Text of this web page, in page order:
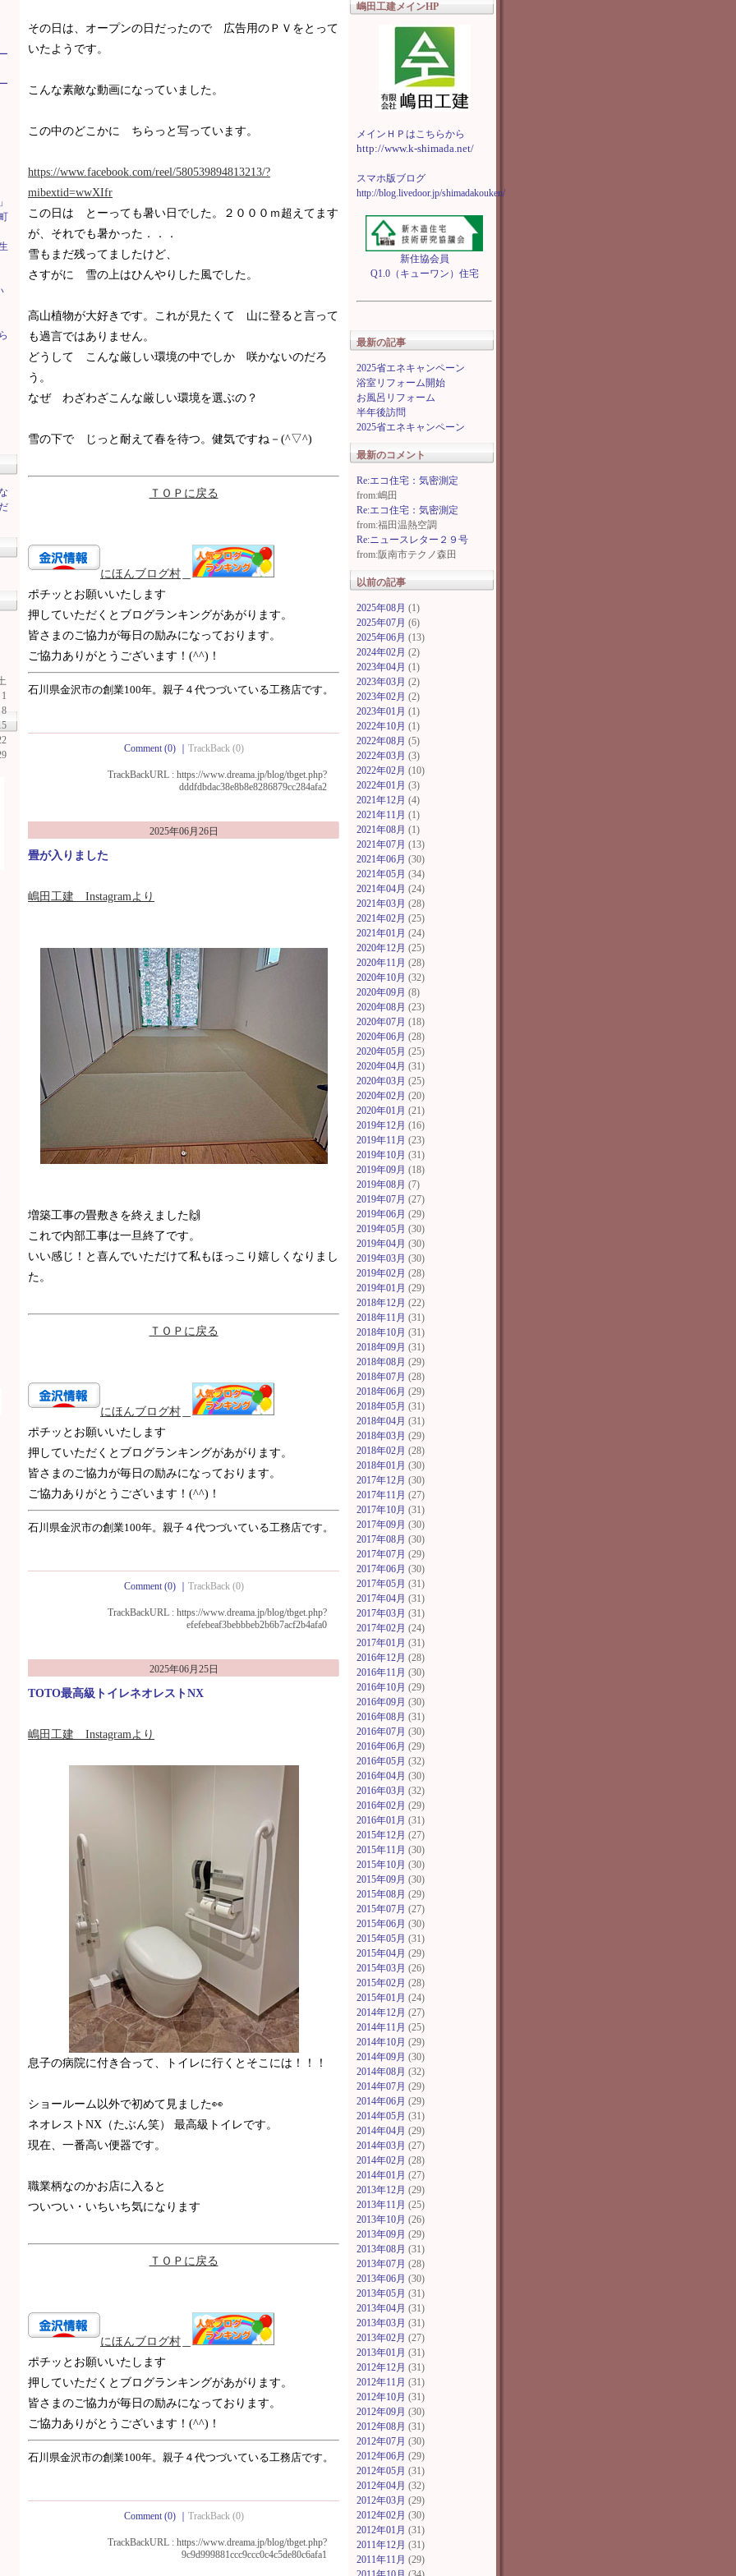
1
8
その日は、オープンの日だったので 広告用のＰＶをとって
いたようです。
こんな素敵な動画になっていました。
この中のどこかに ちらっと写っています。
https://www.facebook.com/reel/580539894813213/?
mibextid=wwXIfr
この日は とーっても暑い日でした。２０００ｍ超えてます
が、それでも暑かった．．．
雪もまだ残ってましたけど、
さすがに 雪の上はひんやりした風でした。
高山植物が大好きです。これが見たくて 山に登ると言って
も過言ではありません。
どうして こんな厳しい環境の中でしか 咲かないのだろ
う。
なぜ わざわざこんな厳しい環境を選ぶの？
雪の下で じっと耐えて春を待つ。健気ですね－(^▽^)
ＴＯＰに戻る
にほんブ ログ村
ポチッとお願いいたします
押していただくとブログランキングがあがります。
皆さまのご協力が毎日の励みになっております。
ご協力ありがとうございます！(^^)！
石川県金沢市の創業100年。親子４代つづいている工務店です。
Comment (0) TrackBack (0)
TrackBackURL : https://www.dreama.jp/blog/tbget.php?
dddfdbdac38e8b8e8286879cc284afa2
2025年06月26日
畳が入りました
嶋田工建 Instagramより
増築工事の畳敷きを終えました🙌
これで内部工事は一旦終了です。
いい感じ！と喜んでいただけて私もほっこり嬉しくなりまし
た。
ＴＯＰに戻る
にほんブ ログ村
ポチッとお願いいたします
押していただくとブログランキングがあがります。
皆さまのご協力が毎日の励みになっております。
ご協力ありがとうございます！(^^)！
石川県金沢市の創業100年。親子４代つづいている工務店です。
Comment (0) TrackBack (0)
TrackBackURL : https://www.dreama.jp/blog/tbget.php?
efefebeaf3bebbbeb2b6b7acf2b4afa0
2025年06月25日
TOTO最高級トイレネオレストNX
嶋田工建 Instagramより
息子の病院に付き合って、トイレに行くとそこには！！！
ショールーム以外で初めて見ました👀
ネオレストNX（たぶん笑） 最高級トイレです。
現在、一番高い便器です。
職業柄なのかお店に入ると
ついつい・いちいち気になります
ＴＯＰに戻る
にほんブ ログ村
ポチッとお願いいたします
押していただくとブログランキングがあがります。
皆さまのご協力が毎日の励みになっております。
ご協力ありがとうございます！(^^)！
石川県金沢市の創業100年。親子４代つづいている工務店です。
Comment (0) TrackBack (0)
TrackBackURL : https://www.dreama.jp/blog/tbget.php?
9c9d999881ccc9ccc0c4c5de80c6afa1
嶋田工建メインHP
メインＨＰはこちらから
http://www.k-shimada.net/
スマホ版ブログ
http://blog.livedoor.jp/shimadakouken/
新住協会員
Q1.0（キューワン）住宅
最新の記事
2025省エネキャンペーン
浴室リフォーム開始
お風呂リフォーム
半年後訪問
2025省エネキャンペーン
最新のコメント
Re:エコ住宅：気密測定
from:嶋田
Re:エコ住宅：気密測定
from:福田温熱空調
Re:ニュースレター２９号
from:阪南市テクノ森田
以前の記事
2025年08月 (1)
2025年07月 (6)
2025年06月 (13)
2024年02月 (2)
2023年04月 (1)
2023年03月 (2)
2023年02月 (2)
2023年01月 (1)
2022年10月 (1)
2022年08月 (5)
2022年03月 (3)
2022年02月 (10)
2022年01月 (3)
2021年12月 (4)
2021年11月 (1)
2021年08月 (1)
2021年07月 (13)
2021年06月 (30)
2021年05月 (34)
2021年04月 (24)
2021年03月 (28)
2021年02月 (25)
2021年01月 (24)
2020年12月 (25)
2020年11月 (28)
2020年10月 (32)
2020年09月 (8)
2020年08月 (23)
2020年07月 (18)
2020年06月 (28)
2020年05月 (25)
2020年04月 (31)
2020年03月 (25)
2020年02月 (20)
2020年01月 (21)
2019年12月 (16)
2019年11月 (23)
2019年10月 (31)
2019年09月 (18)
2019年08月 (7)
2019年07月 (27)
2019年06月 (29)
2019年05月 (30)
2019年04月 (30)
2019年03月 (30)
2019年02月 (28)
2019年01月 (29)
2018年12月 (22)
2018年11月 (31)
2018年10月 (31)
2018年09月 (31)
2018年08月 (29)
2018年07月 (28)
2018年06月 (29)
2018年05月 (31)
2018年04月 (31)
2018年03月 (29)
2018年02月 (28)
2018年01月 (30)
2017年12月 (30)
2017年11月 (27)
2017年10月 (31)
2017年09月 (30)
2017年08月 (30)
2017年07月 (29)
2017年06月 (30)
2017年05月 (31)
2017年04月 (31)
2017年03月 (31)
2017年02月 (24)
2017年01月 (31)
2016年12月 (28)
2016年11月 (30)
2016年10月 (29)
2016年09月 (30)
2016年08月 (31)
2016年07月 (30)
2016年06月 (29)
2016年05月 (32)
2016年04月 (30)
2016年03月 (32)
2016年02月 (29)
2016年01月 (31)
2015年12月 (27)
2015年11月 (30)
2015年10月 (30)
2015年09月 (30)
2015年08月 (29)
2015年07月 (27)
2015年06月 (30)
2015年05月 (31)
2015年04月 (29)
2015年03月 (26)
2015年02月 (28)
2015年01月 (24)
2014年12月 (27)
2014年11月 (25)
2014年10月 (29)
2014年09月 (30)
2014年08月 (32)
2014年07月 (29)
2014年06月 (29)
2014年05月 (31)
2014年04月 (29)
2014年03月 (27)
2014年02月 (28)
2014年01月 (27)
2013年12月 (29)
2013年11月 (25)
2013年10月 (26)
2013年09月 (29)
2013年08月 (31)
2013年07月 (28)
2013年06月 (30)
2013年05月 (31)
2013年04月 (31)
2013年03月 (31)
2013年02月 (27)
2013年01月 (31)
2012年12月 (31)
2012年11月 (31)
2012年10月 (31)
2012年09月 (30)
2012年08月 (31)
2012年07月 (30)
2012年06月 (29)
2012年05月 (31)
2012年04月 (32)
2012年03月 (29)
2012年02月 (30)
2012年01月 (31)
2011年12月 (31)
2011年11月 (29)